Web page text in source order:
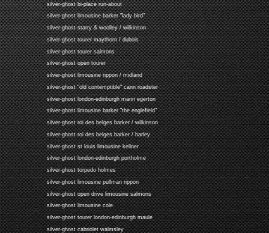
silver-ghost bi-place run-about
silver-ghost limousine barker "lady bird"
silver-ghost starry & woolley / wilkinson
silver-ghost tourer maythorn / dubois
silver-ghost tourer salmons
silver-ghost open tourer
silver-ghost limousine rippon / midland
silver-ghost "old contemptible" cann roadster
silver-ghost london-edinburgh mann egerton
silver-ghost limousine barker "the englefield"
silver-ghost roi des belges barker / wilkinson
silver-ghost roi des belges barker / harley
silver-ghost st louis limousine kellner
silver-ghost london-edinburgh portholme
silver-ghost torpedo holmes
silver-ghost limousine pullman rippon
silver-ghost open drive limousine salmons
silver-ghost limousine cole
silver-ghost tourer london-edinburgh maule
silver-ghost cabriolet walmsley